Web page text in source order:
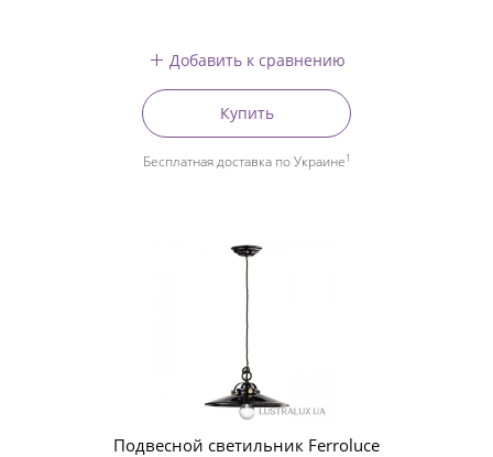
Добавить к сравнению
Купить
Бесплатная доставка по Украине1
Подвесной светильник Ferroluce